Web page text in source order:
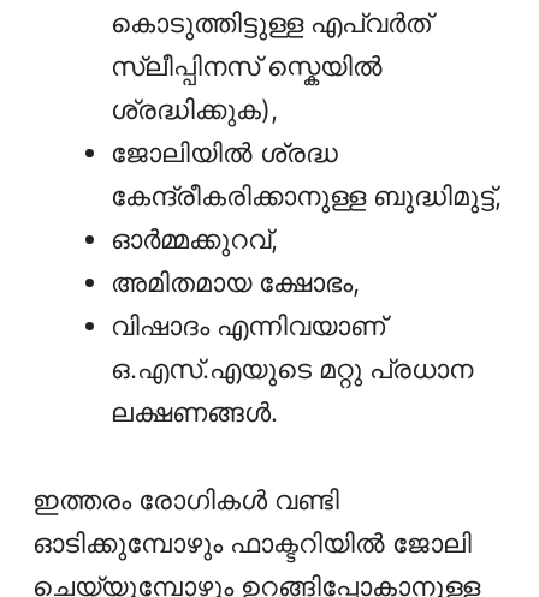
കൊടുത്തിട്ടുള്ള എപ്‌വർത്
സ്ലീപ്പിനസ് സ്കെയിൽ
ശ്രദ്ധിക്കുക),
ജോലിയിൽ ശ്രദ്ധ
കേന്ദ്രീകരിക്കാനുള്ള ബുദ്ധിമുട്ട്,
ഓര്‍മ്മക്കുറവ്,
അമിതമായ ക്ഷോഭം,
വിഷാദം എന്നിവയാണ്
ഒ.എസ്‌.എയുടെ മറ്റു പ്രധാന
ലക്ഷണങ്ങൾ.
ഇത്തരം രോഗികള്‍ വണ്ടി
ഓടിക്കുമ്പോഴും ഫാക്ടറിയില്‍ ജോലി
ചെയ്യുമ്പോഴും ഉറങ്ങിപ്പോകാനുള്ള